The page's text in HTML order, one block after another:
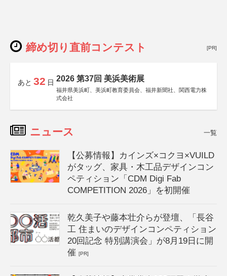
締め切り直前コンテスト [PR]
あと 32 日 2026 第37回 美浜美術展
福井県美浜町、美浜町教育委員会、福井新聞社、関西電力株
式会社
ニュース 一覧
【公募情報】カインズ×コクヨ×VUILD
がタッグ、家具・木工品デザインコン
ペティション「CDM Digi Fab
COMPETITION 2026」を初開催
乾久美子や藤本壮介らが登壇、「長谷
工 住まいのデザインコンペティション
20回記念 特別講演会」が8月19日に開
催[PR]